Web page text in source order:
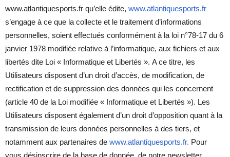
www.atlantiquesports.fr qu’elle édite, www.atlantiquesports.fr
s’engage à ce que la collecte et le traitement d’informations
personnelles, soient effectués conformément à la loi n°78-17 du 6
janvier 1978 modifiée relative à l’informatique, aux fichiers et aux
libertés dite Loi « Informatique et Libertés ». A ce titre, les
Utilisateurs disposent d’un droit d’accès, de modification, de
rectification et de suppression des données qui les concernent
(article 40 de la Loi modifiée « Informatique et Libertés »). Les
Utilisateurs disposent également d’un droit d’opposition quant à la
transmission de leurs données personnelles à des tiers, et
notamment aux partenaires de www.atlantiquesports.fr. Pour
vous désinscrire de la base de donnée, de notre newsletter